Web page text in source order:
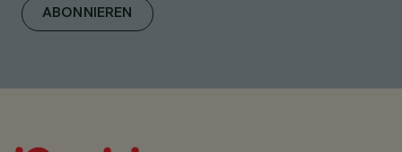
ABONNIEREN